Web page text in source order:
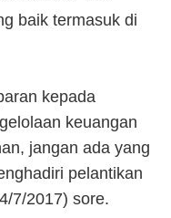
baik termasuk di
kepada
keuangan
jangan ada yang
pelantikan
7/2017) sore.